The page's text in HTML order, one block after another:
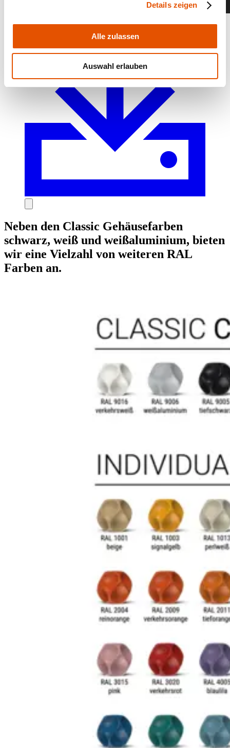
Details zeigen
Alle zulassen
Auswahl erlauben
Neben den Classic Gehäusefarben
schwarz, weiß und weißaluminium, bieten
wir eine Vielzahl von weiteren RAL
Farben an.